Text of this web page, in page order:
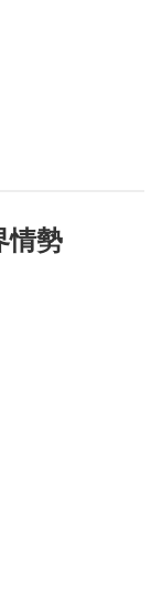
情勢